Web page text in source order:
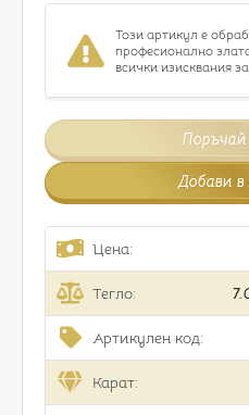
Този артикул е
професионално
всички изисквания
Добави
Цена:
Тегло:
Артикулен код:
Карат: